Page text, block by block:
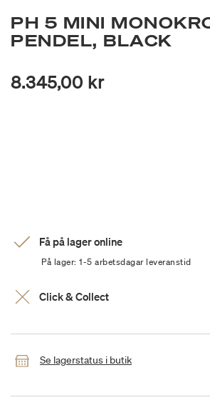
PH 5 MINI
PENDEL, BLACK
8.345,00 kr
Få på lager online
På lager: 1-5 arbetsdagar leveranstid
Click & Collect
Se lagerstatus i butik